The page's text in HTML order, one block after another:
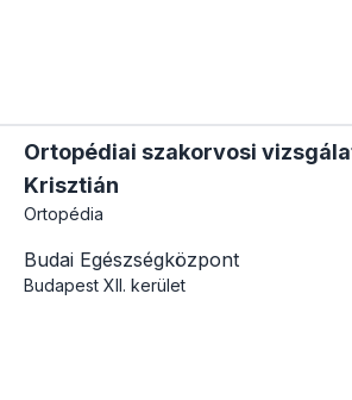
Ortopédiai szakorvosi
Krisztián
Ortopédia
Budai Egészségközpont
Budapest XII. kerület